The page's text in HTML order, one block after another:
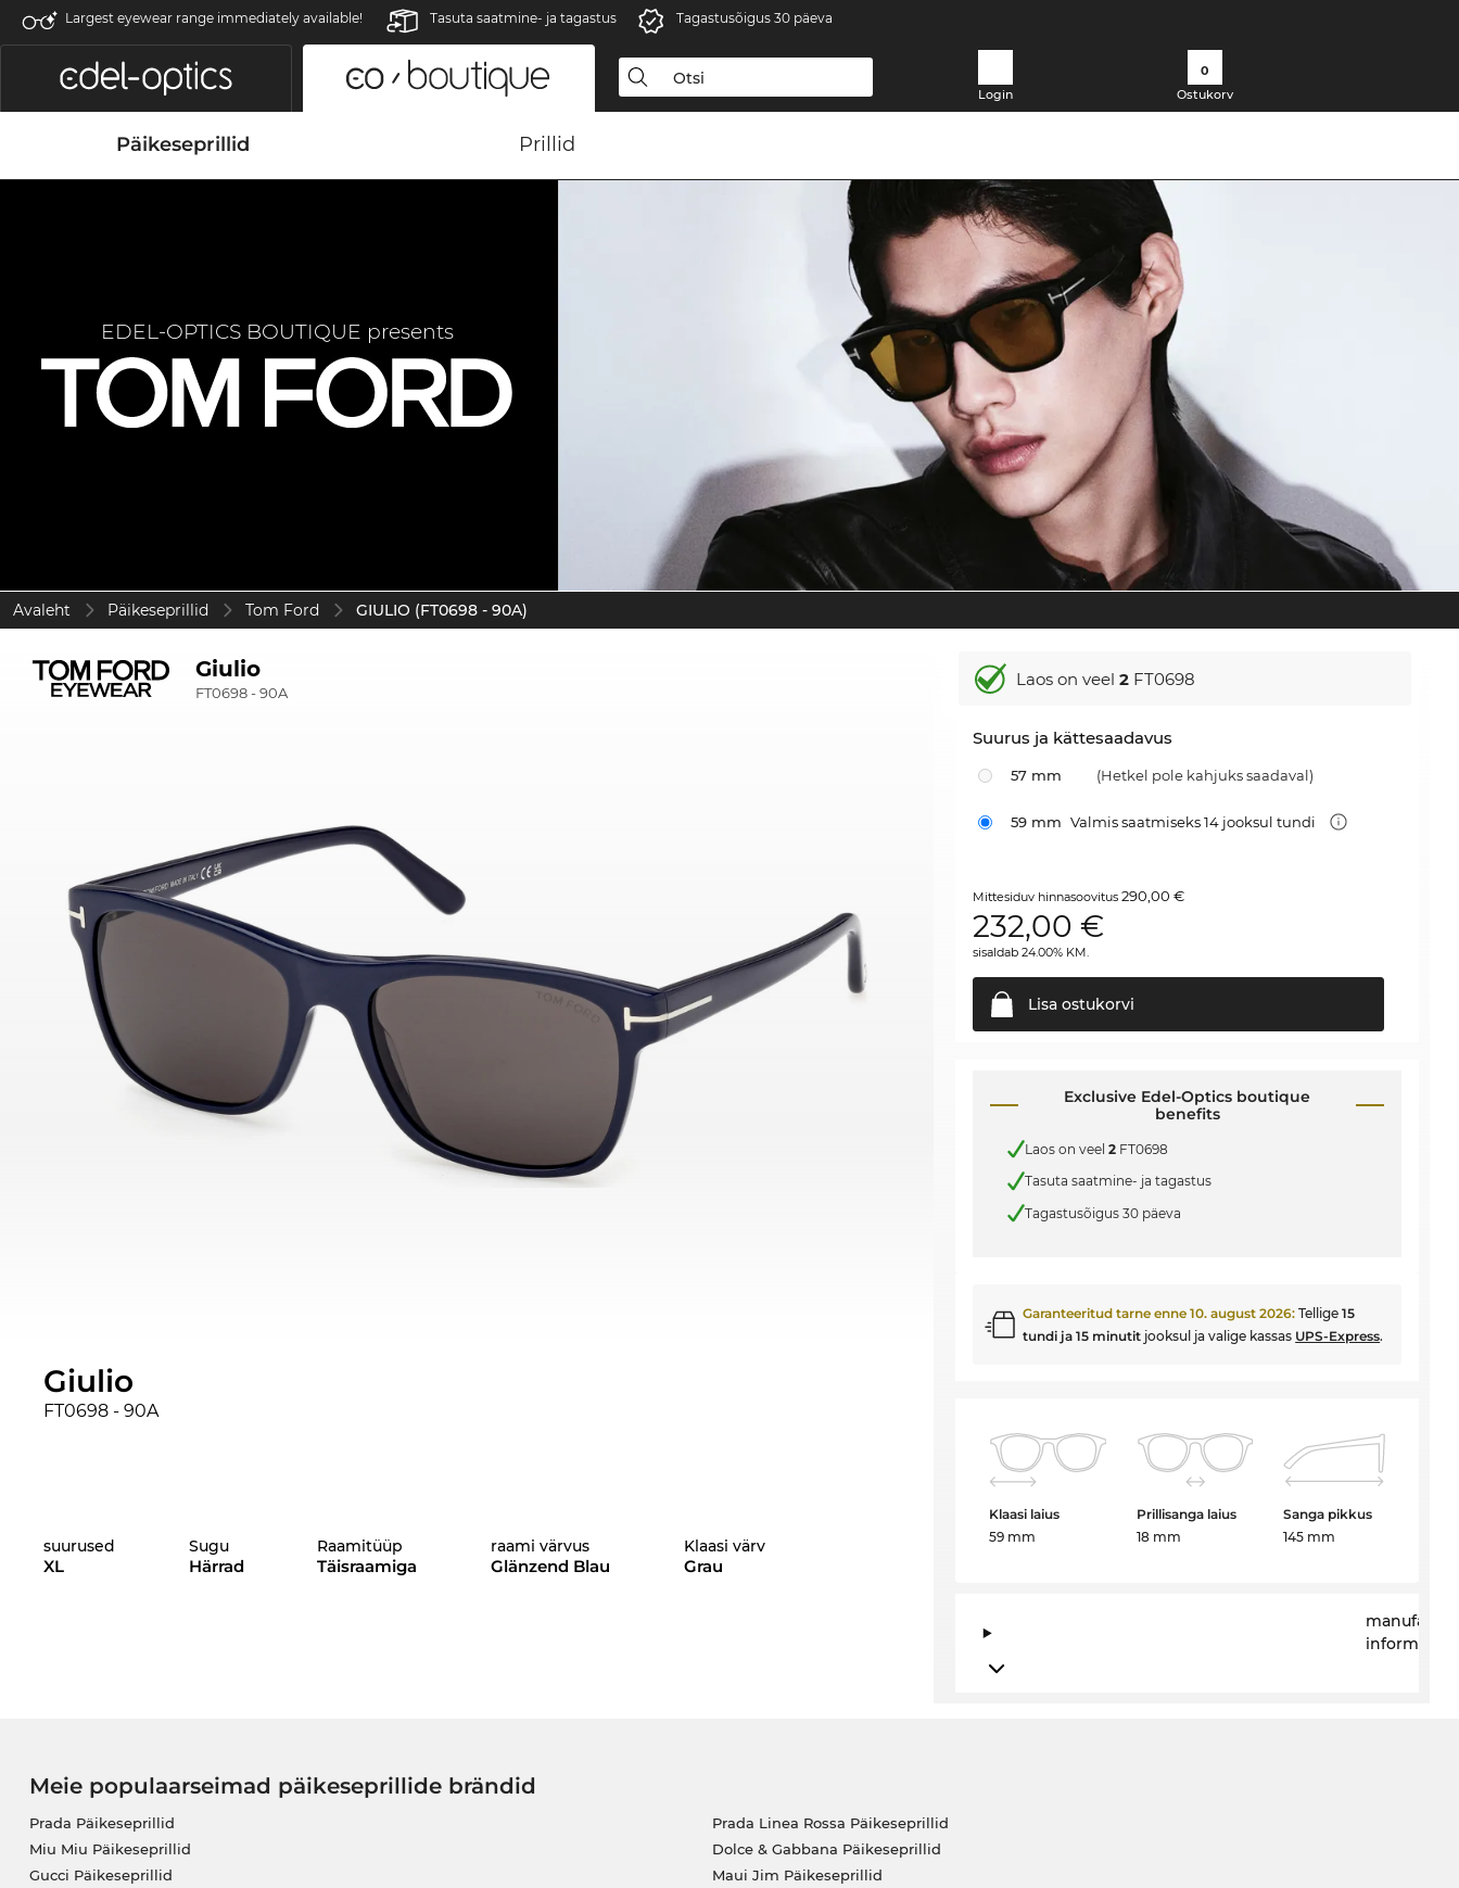
Largest eyewear range immediately available! Tasuta saatmine- ja tagastus Tagastusõigus 30 päeva
Login
0
Ostukorv
Päikeseprillid Prillid
EDEL-OPTICS BOUTIQUE presents
Avaleht Päikeseprillid Tom Ford GIULIO (FT0698 - 90A)
Giulio
FT0698 - 90A
Giulio
FT0698 - 90A
suurused
XL
Sugu
Härrad
Raamitüüp
Täisraamiga
raami värvus
Glänzend Blau
Klaasi värv
Grau
Laos on veel2 FT0698
Suurus ja kättesaadavus
57 mm (Hetkel pole kahjuks saadaval)
59 mmValmis saatmiseks 14 jooksul tundi
Mittesiduv hinnasoovitus290,00 €
232,00 €
sisaldab 24.00% KM.
Lisa ostukorvi
Exclusive Edel-Optics boutique
benefits
Laos on veel2 FT0698
Tasuta saatmine- ja tagastus
Tagastusõigus 30 päeva
Garanteeritud tarne enne10. august 2026: Tellige15
tundi ja 15 minutit jooksul ja valige kassas UPS-Express.
Klaasi laius
59 mm
Prillisanga laius
18 mm
Sanga pikkus
145 mm
information
Meie populaarseimad päikeseprillide brändid
Prada Päikeseprillid
Miu Miu Päikeseprillid
Gucci Päikeseprillid
Prada Linea Rossa Päikeseprillid
Dolce & Gabbana Päikeseprillid
Maui Jim Päikeseprillid